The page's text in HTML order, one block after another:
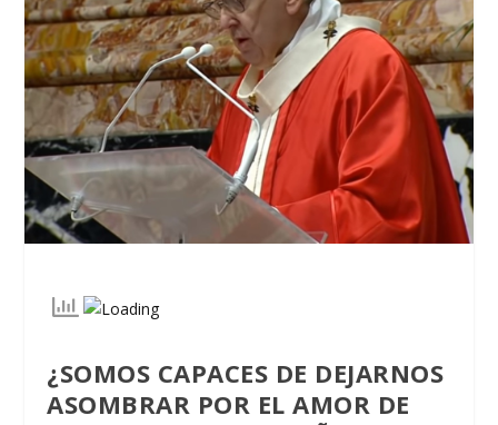
¿SOMOS CAPACES DE DEJARNOS
ASOMBRAR POR EL AMOR DE